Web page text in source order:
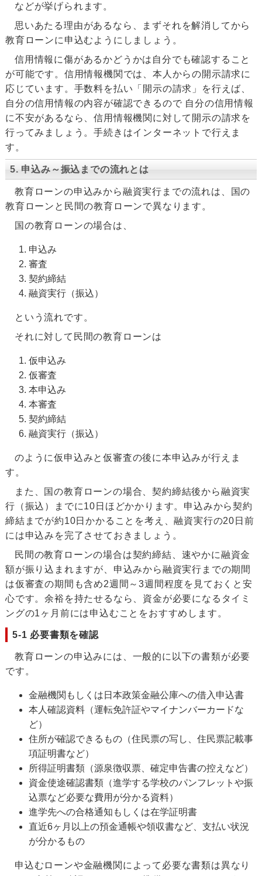
などが挙げられます。
思いあたる理由があるなら、まずそれを解消してから
教育ローンに申込むようにしましょう。
信用情報に傷があるかどうかは自分でも確認すること
が可能です。信用情報機関では、本人からの開示請求に
応じています。手数料を払い「開示の請求」を行えば、
自分の信用情報の内容が確認できるので 自分の信用情報
に不安があるなら、信用情報機関に対して開示の請求を
行ってみましょう。手続きはインターネットで行えま
す。
5. 申込み～振込までの流れとは
教育ローンの申込みから融資実行までの流れは、国の
教育ローンと民間の教育ローンで異なります。
国の教育ローンの場合は、
申込み
審査
契約締結
融資実行（振込）
という流れです。
それに対して民間の教育ローンは
仮申込み
仮審査
本申込み
本審査
契約締結
融資実行（振込）
のように仮申込みと仮審査の後に本申込みが行えま
す。
また、国の教育ローンの場合、契約締結後から融資実
行（振込）までに10日ほどかかります。申込みから契約
締結までが約10日かかることを考え、融資実行の20日前
には申込みを完了させておきましょう。
民間の教育ローンの場合は契約締結、速やかに融資金
額が振り込まれますが、申込みから融資実行までの期間
は仮審査の期間も含め2週間～3週間程度を見ておくと安
心です。余裕を持たせるなら、資金が必要になるタイミ
ングの1ヶ月前には申込むことをおすすめします。
5-1 必要書類を確認
教育ローンの申込みには、一般的に以下の書類が必要
です。
金融機関もしくは日本政策金融公庫への借入申込書
本人確認資料（運転免許証やマイナンバーカードな
ど）
住所が確認できるもの（住民票の写し、住民票記載事
項証明書など）
所得証明書類（源泉徴収票、確定申告書の控えなど）
資金使途確認書類（進学する学校のパンフレットや振
込票など必要な費用が分かる資料）
進学先への合格通知もしくは在学証明書
直近6ヶ月以上の預金通帳や領収書など、支払い状況
が分かるもの
申込むローンや金融機関によって必要な書類は異なり